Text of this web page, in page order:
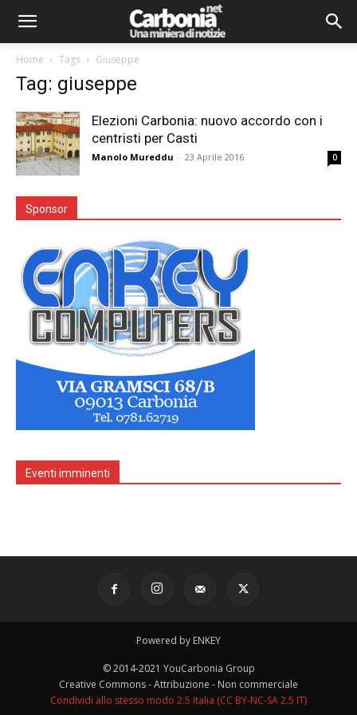
Home Tags Giuseppe
Tag: giuseppe
Elezioni Carbonia: nuovo accordo con i
centristi per Casti
Manolo Mureddu - 23 Aprile 2016 0
Sponsor
Eventi imminenti
Powered by ENKEY
© 2014-2021 YouCarbonia Group
Creative Commons - Attribuzione - Non commerciale
Condividi allo stesso modo 2.5 Italia (CC BY-NC-SA 2.5 IT)